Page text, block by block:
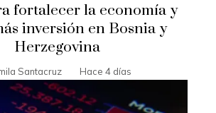
fortalecer la economía y
inversión en Bosnia y
Herzegovina
Santacruz Hace 4 días